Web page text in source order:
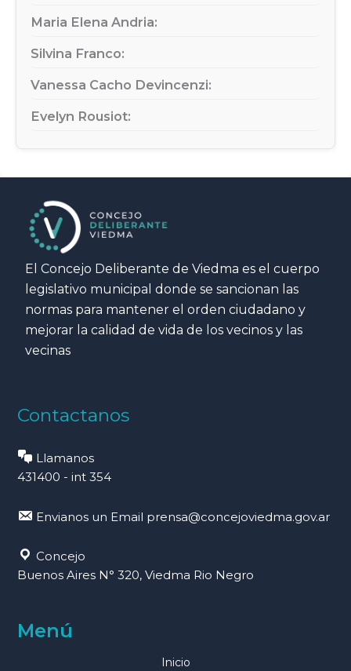
Maria Elena Andria:
Silvina Franco:
Vanessa Cacho Devincenzi:
Evelyn Rousiot:
El Concejo Deliberante de Viedma es el cuerpo
legislativo municipal donde se sancionan las
normas para mantener el orden ciudadano y
mejorar la calidad de vida de los vecinos y las
vecinas
Contactanos
Llamanos
431400 - int 354
Envianos un Email prensa@concejoviedma.gov.ar
Concejo
Buenos Aires N° 320, Viedma Rio Negro
Menú
Inicio